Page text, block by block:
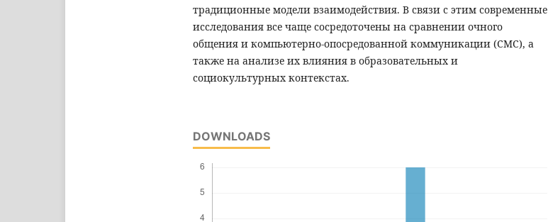
традиционные модели взаимодействия. В связи с этим современные
исследования все чаще сосредоточены на сравнении очного
общения и компьютерно-опосредованной коммуникации (CMC), а
также на анализе их влияния в образовательных и
социокультурных контекстах.
DOWNLOADS